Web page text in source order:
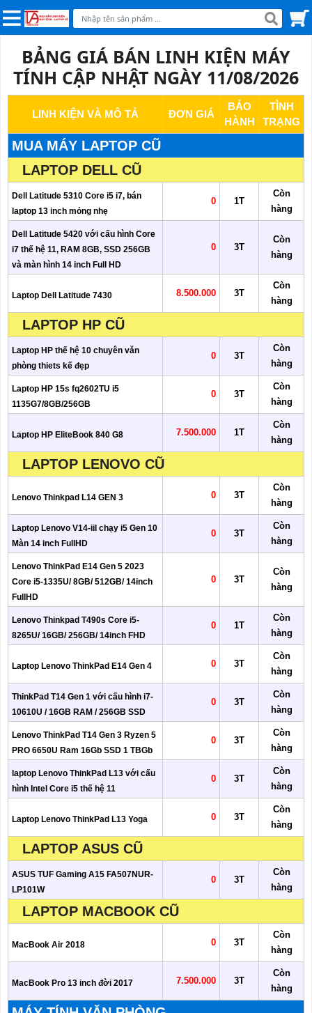
BẢNG GIÁ BÁN LINH KIỆN MÁY
TÍNH CẬP NHẬT NGÀY 11/08/2026
LINH KIỆN VÀ MÔ TẢ ĐƠN GIÁ
BẢO
HÀNH
TÌNH
TRẠNG
MUA MÁY LAPTOP CŨ
LAPTOP DELL CŨ
Dell Latitude 5310 Core i5 i7, bán
laptop 13 inch mỏng nhẹ
0 1T
Còn
hàng
Dell Latitude 5420 với cấu hình Core
i7 thế hệ 11, RAM 8GB, SSD 256GB
và màn hình 14 inch Full HD
0 3T
Còn
hàng
Laptop Dell Latitude 7430 8.500.000 3T
Còn
hàng
LAPTOP HP CŨ
Laptop HP thế hệ 10 chuyên văn
phòng thiets kế đẹp
0 3T
Còn
hàng
Laptop HP 15s fq2602TU i5
1135G7/8GB/256GB
0 3T
Còn
hàng
Laptop HP EliteBook 840 G8 7.500.000 1T
Còn
hàng
LAPTOP LENOVO CŨ
Lenovo Thinkpad L14 GEN 3 0 3T
Còn
hàng
Laptop Lenovo V14-iil chạy i5 Gen 10
Màn 14 inch FullHD
0 3T
Còn
hàng
Lenovo ThinkPad E14 Gen 5 2023
Core i5-1335U/ 8GB/ 512GB/ 14inch
FullHD
0 3T
Còn
hàng
Lenovo Thinkpad T490s Core i5-
8265U/ 16GB/ 256GB/ 14inch FHD
0 1T
Còn
hàng
Laptop Lenovo ThinkPad E14 Gen 4 0 3T
Còn
hàng
ThinkPad T14 Gen 1 với cấu hình i7-
10610U / 16GB RAM / 256GB SSD
0 3T
Còn
hàng
Lenovo ThinkPad T14 Gen 3 Ryzen 5
PRO 6650U Ram 16Gb SSD 1 TBGb
0 3T
Còn
hàng
laptop Lenovo ThinkPad L13 với cấu
hình Intel Core i5 thế hệ 11
0 3T
Còn
hàng
Laptop Lenovo ThinkPad L13 Yoga 0 3T
Còn
hàng
LAPTOP ASUS CŨ
ASUS TUF Gaming A15 FA507NUR-
LP101W
0 3T
Còn
hàng
LAPTOP MACBOOK CŨ
MacBook Air 2018 0 3T
Còn
hàng
MacBook Pro 13 inch đời 2017 7.500.000 3T
Còn
hàng